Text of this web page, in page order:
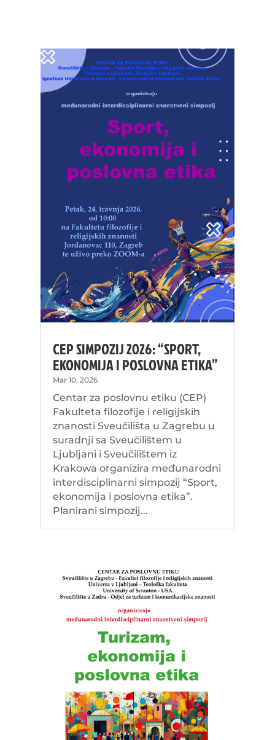
CEP SIMPOZIJ 2026: “SPORT,
EKONOMIJA I POSLOVNA ETIKA”
Mar 10, 2026
Centar za poslovnu etiku (CEP)
Fakulteta filozofije i religijskih
znanosti Sveučilišta u Zagrebu u
suradnji sa Sveučilištem u
Ljubljani i Sveučilištem iz
Krakowa organizira međunarodni
interdisciplinarni simpozij “Sport,
ekonomija i poslovna etika”.
Planirani simpozij...